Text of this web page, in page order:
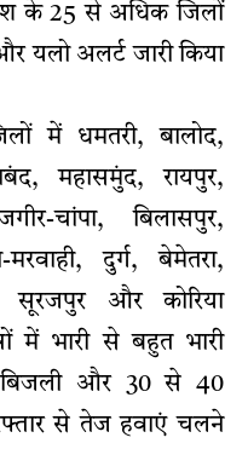
के 25 से अधिक जिलों
अलर्ट जारी किया
में धमतरी, बालोद,
महासमुंद, रायपुर,
चांपा, बिलासपुर,
मरवाही, दुर्ग, बेमेतरा,
सूरजपुर और कोरिया
में भारी से बहुत भारी
बिजली और 30 से 40
से तेज हवाएं चलने